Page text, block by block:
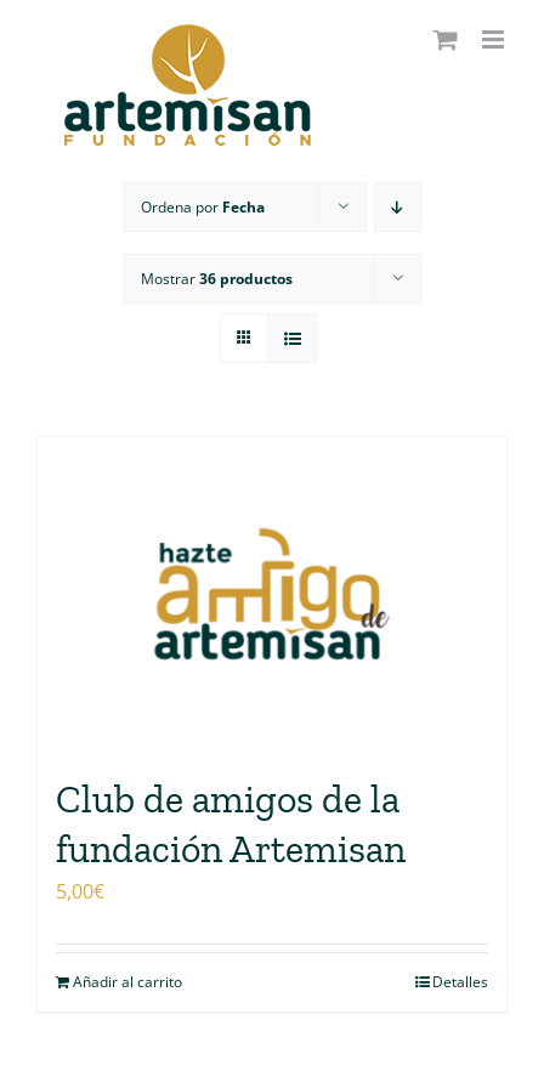
Ordena por Fecha
Mostrar36 productos
Club de amigos de la
fundación Artemisan
5,00€
Añadir al carrito Detalles